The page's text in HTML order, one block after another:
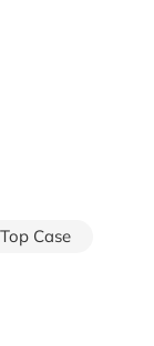
Top Case